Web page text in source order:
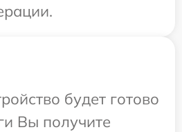
будет готово
Вы получите